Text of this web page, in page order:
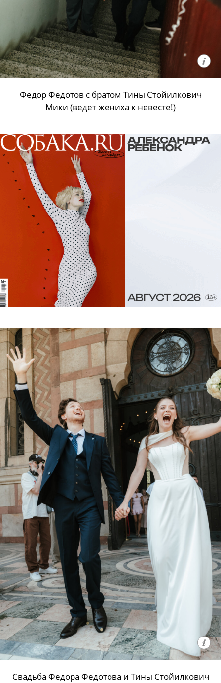
Федор Федотов с братом Тины Стойилкович
Мики (ведет жениха к невесте!)
Свадьба Федора Федотова и Тины Стойилкович